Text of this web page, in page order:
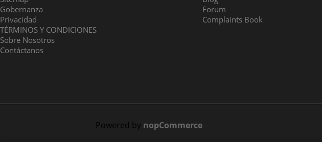
Gobernanza
Privacidad
TÉRMINOS Y CONDICIONES
Sobre Nosotros
Contáctanos
Forum
Complaints Book
Powered by nopCommerce